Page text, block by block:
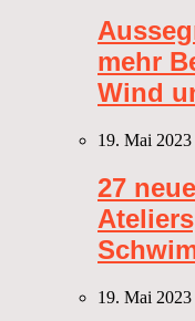
mehr
Wind
19. Mai 2023
27
19. Mai 2023